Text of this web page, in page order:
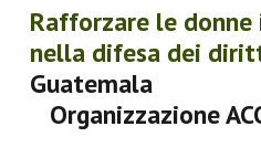
Rafforzare le
nella difesa dei
Guatemala
Organizzazione